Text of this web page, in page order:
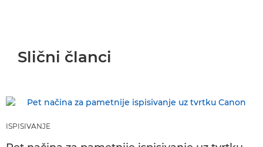
Slični članci
ISPISIVANJE